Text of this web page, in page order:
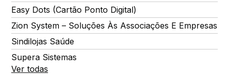
Easy Dots (Cartão Ponto Digital)
Zion System – Soluções Às Associações E Empresas
Sindilojas Saúde
Supera Sistemas
Ver todas